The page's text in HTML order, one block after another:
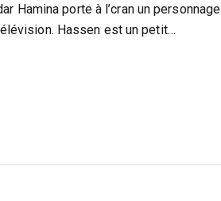
Hamina porte à l’cran un personnage
Hassen est un petit…